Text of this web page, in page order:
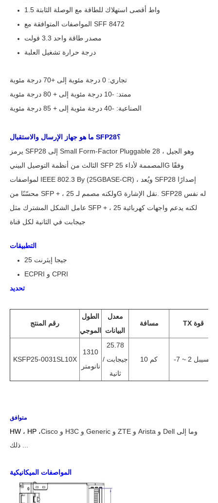
1.5 واط أقصى استهلاك للطاقة مع الوصلة الثابتة
المواصفات المتوافقة مع SFF 8472
مصدر طاقة واحد 3.3 فولت
درجة حرارة تشغيل العلبة
تجاري: 0 درجة مئوية إلى +70 درجة مئوية
ممتد: -10 درجة مئوية إلى + 80 درجة مئوية
الصناعية: -40 درجة مئوية إلى + 85 درجة مئوية
ما هو جهاز الإرسال والاستقبال SFP28؟
يرمز SFP28 إلى Small Form-Factor Pluggable 28 ، وهو الجيل
الثالث من أنظمة التوصيل البيني SFP المصممة لأداء 25G وفقًا
لمواصفات IEEE 802.3 By (25GBASE-CR) ، ويُعد SFP28 إصدارًا
محسّنًا من SFP + ، ولكنه مصمم لـ 25G نقل الإشارة. SFP28 له نفس
عامل الشكل المشترك مثل SFP + ، لكنه يدعم واجهات كهربائية 25
جيجابت في الثانية لكل قناة
التطبيقات
25 جيجا إيثرنت
ECPRI و CPRI
تحديد
رقم المنتج
الطول
الموجي
معدل
البيانات
مسافة TX قوة
KSFP25-0031SL10X
1310
نانومتر
25.78
جيجابت /
ثانية
10 كم -7 ~ 2 ديسيبل
متوافق
HW ، HP ،Cisco و H3C و Generic و ZTE و Arista و Dell وما إلى
المواصفات الميكانيكية